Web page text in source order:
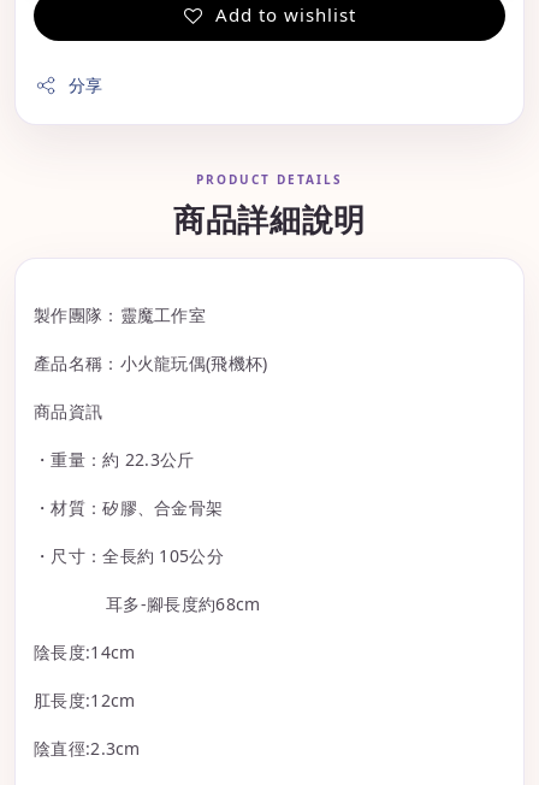
Add to wishlist
分享
PRODUCT DETAILS
商品詳細說明
製作團隊：靈魔工作室
產品名稱：小火龍玩偶(飛機杯)
商品資訊
・重量：約 22.3公斤
・材質：矽膠、合金骨架
・尺寸：全長約 105公分
耳多-腳長度約68cm
陰長度:14cm
肛長度:12cm
陰直徑:2.3cm